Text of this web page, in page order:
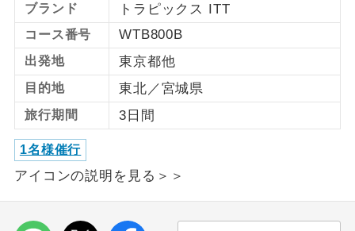
ブランド トラピックス ITT
コース番号 WTB800B
出発地 東京都他
目的地 東北／宮城県
旅行期間 3日間
1名様催行
アイコンの説明を見る＞＞
女性限定
女性限定でご参加いただけるコースで
す。
年齢制限あり
ご参加にあたり年齢に制限があるコース
です。
航空会社指定
利用航空会社が指定なので、ご出発の計
ホテル指定
ご紹介するホテルを指定したコースで
す。
おひとり様バ
おひとり様でバス席を2席利⽤できま